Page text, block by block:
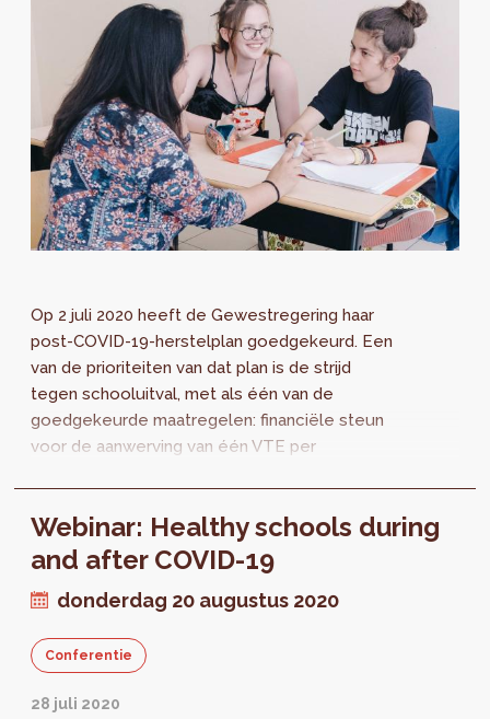
Op 2 juli 2020 heeft de Gewestregering haar
post-COVID-19-herstelplan goedgekeurd. Een
van de prioriteiten van dat plan is de strijd
tegen schooluitval, met als één van de
goedgekeurde maatregelen: financiële steun
voor de aanwerving van één VTE per
bestrijding van vroegtijdig schoolverlaten te
garanderen.
Webinar: Healthy schools during
and after COVID-19
donderdag 20 augustus 2020
Conferentie
28 juli 2020